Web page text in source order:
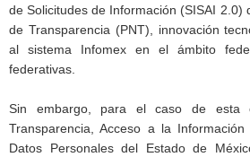
de Solicitudes de Información (SISAI 2.0)
de Transparencia (PNT), innovación
al sistema Infomex en el ámbito
federativas.
Sin embargo, para el caso de esta
Transparencia, Acceso a la
Datos Personales del Estado de